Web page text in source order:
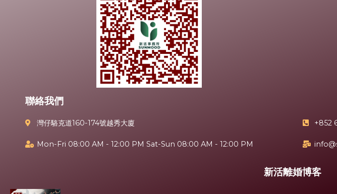
聯絡我們
灣仔駱克道160-174號越秀大廈 +852
Mon-Fri 08:00 AM - 12:00 PM Sat-Sun 08:00 AM - 12:00 PM
新活離婚博客